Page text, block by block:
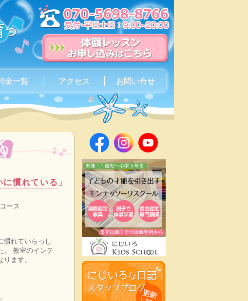
金一覧 アクセス お問い合せ
慣れている」
ース
慣れていらっし
。 教室のインテ
ます。